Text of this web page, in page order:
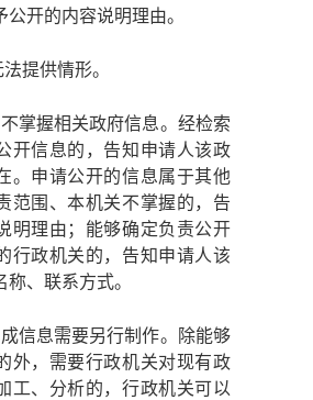
公开的内容说明理由。
法提供情形。
掌握相关政府信息。经检索
开信息的，告知申请人该政
。申请公开的信息属于其他
范围、本机关不掌握的，告
明理由；能够确定负责公开
行政机关的，告知申请人该
、联系方式。
信息需要另行制作。除能够
外，需要行政机关对现有政
工、分析的，行政机关可以